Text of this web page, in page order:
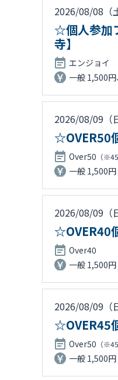
2026/08/08（
☆個人参加
寺】
エンジョイ
一般 1,500
2026/08/09（
☆OVER50
Over50 （
一般 1,500円
2026/08/09（
☆OVER40
Over40
一般 1,500円
2026/08/09（
☆OVER45
Over50 （
一般 1,500円